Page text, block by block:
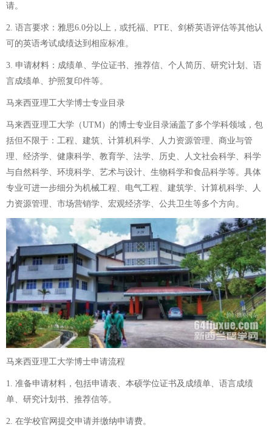
请。
2. 语言要求：雅思6.0分以上，或托福、PTE、剑桥英语评估等其他认
可的英语考试成绩达到相应标准。
3. 申请材料：成绩单、学位证书、推荐信、个人简历、研究计划、语
言成绩单、护照复印件等。
马来西亚理工大学博士专业目录
马来西亚理工大学（UTM）的博士专业目录涵盖了多个学科领域，包
括但不限于：工程、建筑、计算机科学、人力资源管理、商业与管
理、经济学、健康科学、教育学、法学、历史、人文社会科学、科学
与自然科学、环境科学、艺术与设计、生物科学和食品科学等。具体
专业可进一步细分为机械工程、电气工程、建筑学、计算机科学、人
力资源管理、市场营销学、宏观经济学、公共卫生等多个方向。
马来西亚理工大学博士申请流程
1. 准备申请材料，包括申请表、本硕学位证书及成绩单、语言成绩
单、研究计划书、推荐信等。
2. 在学校官网提交申请并缴纳申请费。